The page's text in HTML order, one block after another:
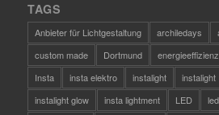
TAGS
Anbieter für Lichtgestaltung archiledays
custom made
Dortmund energieeffizienz
Insta
insta elektro instalight instalight
instalight glow
insta lightment LED